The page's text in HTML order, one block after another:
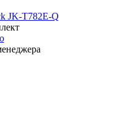
JK-T782E-Q